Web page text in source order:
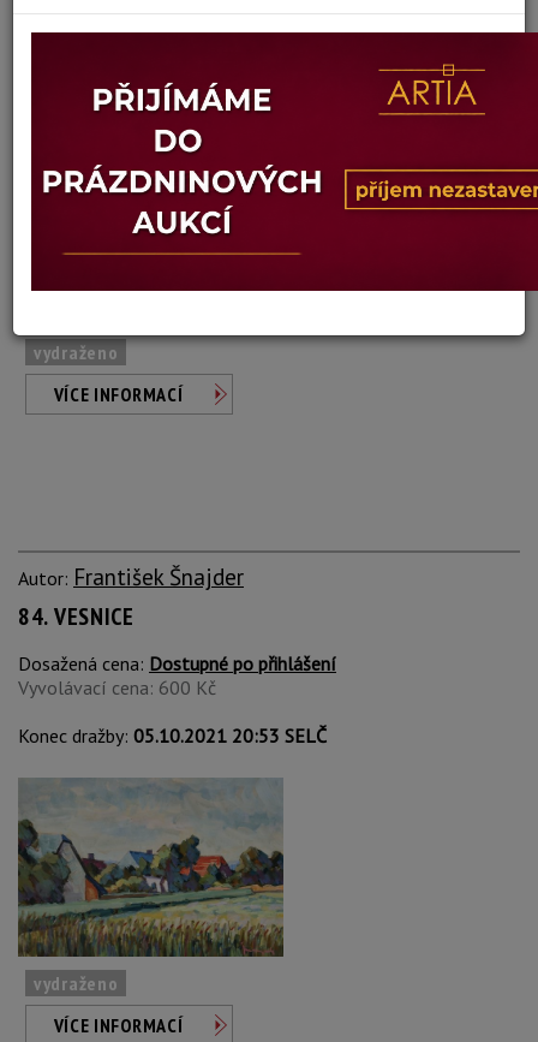
Dosažená cena:Dostupné po přihlášení
Konec dražby:11.12.2018 22:47 SEČ
vydraženo
VÍCE INFORMACÍ
Autor: František Šnajder
84. VESNICE
Dosažená cena: Dostupné po přihlášení
Vyvolávací cena: 600 Kč
Konec dražby: 05.10.2021 20:53 SELČ
vydraženo
VÍCE INFORMACÍ